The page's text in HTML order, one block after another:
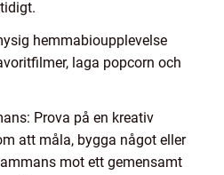
hemmabioupplevelse
laga popcorn och
Prova på en kreativ
att måla, bygga något eller
mot ett gemensamt